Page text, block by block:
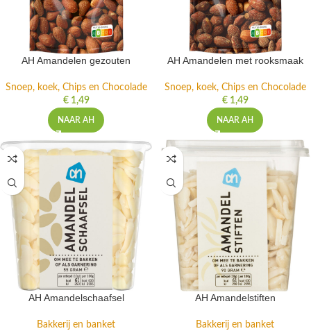
AH Amandelen gezouten
Snoep, koek, Chips en Chocolade
€1,49
NAAR AH
AH Amandelen met rooksmaak
Snoep, koek, Chips en Chocolade
€1,49
NAAR AH
AH Amandelschaafsel
Bakkerij en banket
AH Amandelstiften
Bakkerij en banket